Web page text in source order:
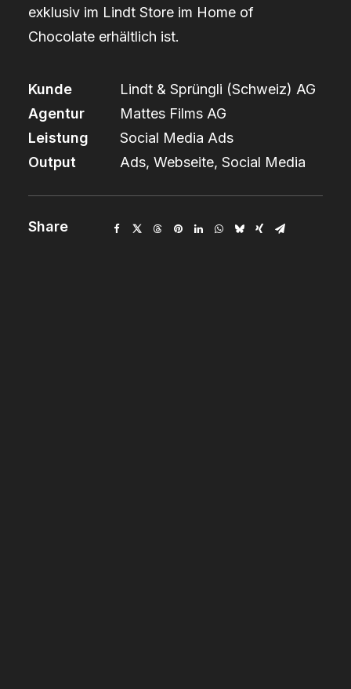
exklusiv im Lindt Store im Home of
Chocolate erhältlich ist.
Kunde
Lindt & Sprüngli (Schweiz) AG
Agentur
Mattes Films AG
Leistung
Social Media Ads
Output
Ads, Webseite, Social Media
Share